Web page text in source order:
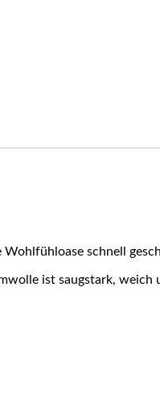
schnell
ist saugstark, weich